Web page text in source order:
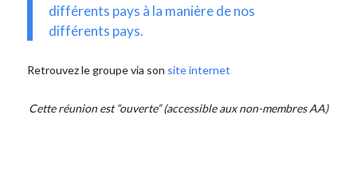
différents pays à la manière de nos
différents pays.
Retrouvez le groupe via son site internet
Cette réunion est “ouverte” (accessible aux non-membres AA)